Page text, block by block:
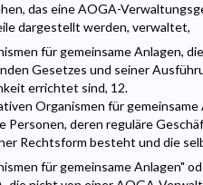
das eine AOGA-
dargestellt werden, verwaltet,
für gemeinsame Anlagen,
Gesetzes und seiner
errichtet sind, 12.
Organismen für gemeinsame
Personen, deren reguläre
Rechtsform besteht und die
für gemeinsame Anlagen"